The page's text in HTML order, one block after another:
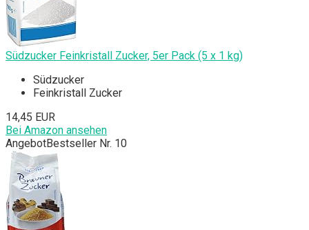
Südzucker Feinkristall Zucker, 5er Pack (5 x 1 kg)
Südzucker
Feinkristall Zucker
14,45 EUR
Bei Amazon ansehen
AngebotBestseller Nr. 10